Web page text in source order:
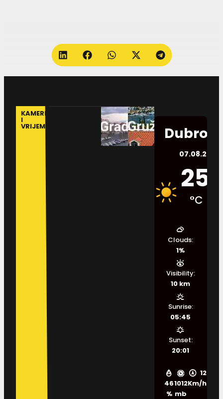
KAMERE
I
VRIJEME
07.08.2026.
25
°C
46
%
1012
mb
12
Km/h
Clouds:
1%
Visibility:
10 km
Sunrise:
05:45
Sunset:
20:01